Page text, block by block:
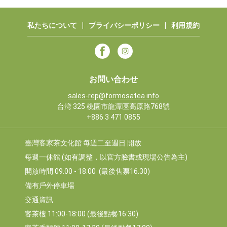
私たちについて プライバシーポリシー 利用規約
お問い合わせ
sales-rep@formosatea.info
台湾 325 桃園市龍潭區高原路768號
+886 3 471 0855
臺灣客家茶文化館 每週二至週日 開放
每週一休館 (如有調整，以官方臉書或現場公告為主)
開放時間 09:00 - 18:00  (最後售票16:30)
備有戶外停車場
交通資訊
客茶樓 11:00-18:00 (最後點餐16:30)